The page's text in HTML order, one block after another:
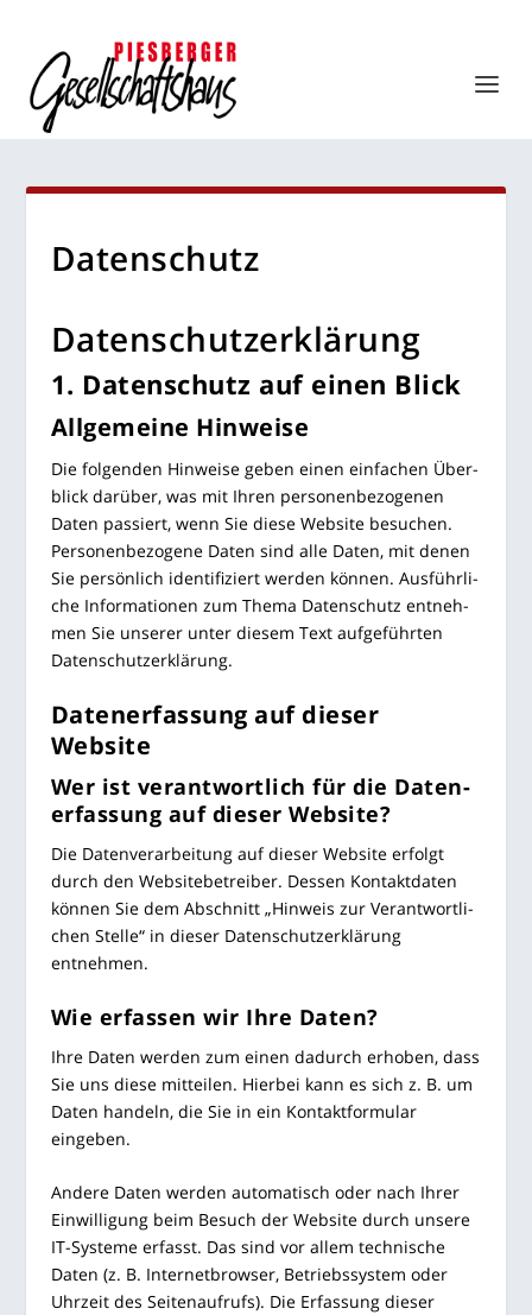
Daten­schutz
Datenschutz­erklärung
1. Daten­schutz auf einen Blick
All­ge­mei­ne Hinweise
Die fol­gen­den Hin­wei­se geben einen ein­fa­chen Über­
blick dar­über, was mit Ihren per­so­nen­be­zo­ge­nen
Daten pas­siert, wenn Sie die­se Web­site besu­chen.
Per­so­nen­be­zo­ge­ne Daten sind alle Daten, mit denen
Sie per­sön­lich iden­ti­fi­ziert wer­den kön­nen. Aus­führ­li­
che Infor­ma­tio­nen zum The­ma Daten­schutz ent­neh­
men Sie unse­rer unter die­sem Text auf­ge­führ­ten
Datenschutzerklärung.
Daten­er­fas­sung auf die­ser
Website
Wer ist ver­ant­wort­lich für die Daten­
er­fas­sung auf die­ser Website?
Die Daten­ver­ar­bei­tung auf die­ser Web­site erfolgt
durch den Web­site­be­trei­ber. Des­sen Kon­takt­da­ten
kön­nen Sie dem Abschnitt „Hin­weis zur Ver­ant­wort­li­
chen Stel­le“ in die­ser Daten­schutz­er­klä­rung
entnehmen.
Wie erfas­sen wir Ihre Daten?
Ihre Daten wer­den zum einen dadurch erho­ben, dass
Sie uns die­se mit­tei­len. Hier­bei kann es sich z. B. um
Daten han­deln, die Sie in ein Kon­takt­for­mu­lar
eingeben.
Ande­re Daten wer­den auto­ma­tisch oder nach Ihrer
Ein­wil­li­gung beim Besuch der Web­site durch unse­re
IT-Sys­te­me erfasst. Das sind vor allem tech­ni­sche
Daten (z. B. Inter­net­brow­ser, Betriebs­sys­tem oder
Uhr­zeit des Sei­ten­auf­rufs). Die Erfas­sung die­ser